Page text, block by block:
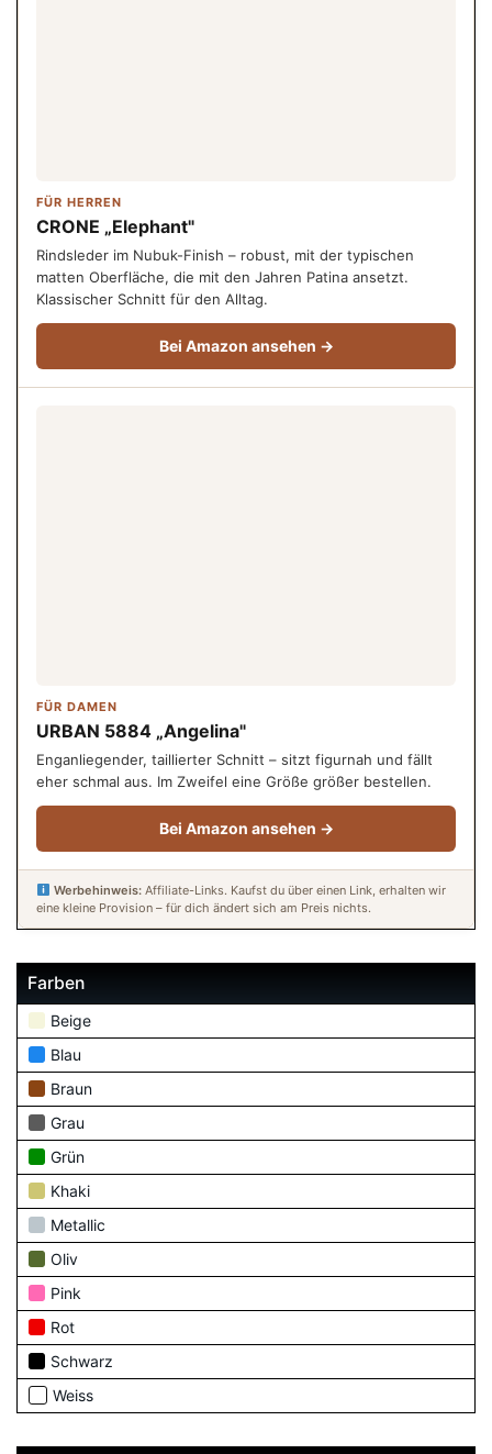
FÜR HERREN
CRONE „Elephant"
Rindsleder im Nubuk-Finish – robust, mit der typischen
matten Oberfläche, die mit den Jahren Patina ansetzt.
Klassischer Schnitt für den Alltag.
Bei Amazon ansehen →
FÜR DAMEN
URBAN 5884 „Angelina"
Enganliegender, taillierter Schnitt – sitzt figurnah und fällt
eher schmal aus. Im Zweifel eine Größe größer bestellen.
Bei Amazon ansehen →
Werbehinweis:Affiliate-Links. Kaufst du über einen Link, erhalten wir
eine kleine Provision – für dich ändert sich am Preis nichts.
Farben
Beige
Blau
Braun
Grau
Grün
Khaki
Metallic
Oliv
Pink
Rot
Schwarz
Weiss